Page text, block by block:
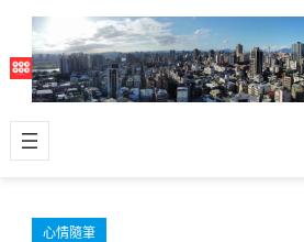
主
容
心情隨筆